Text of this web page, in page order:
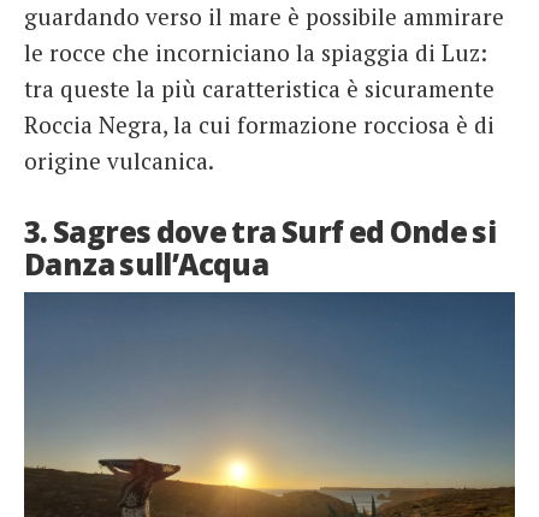
guardando verso il mare è possibile ammirare
le rocce che incorniciano la spiaggia di Luz:
tra queste la più caratteristica è sicuramente
Roccia Negra, la cui formazione rocciosa è di
origine vulcanica.
3. Sagres dove tra Surf ed Onde si
Danza sull’Acqua